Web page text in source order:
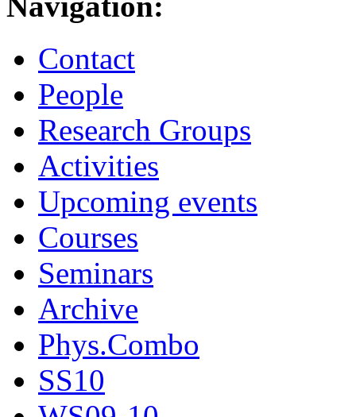
Contact
People
Research Groups
Activities
Upcoming events
Courses
Seminars
Archive
Phys.Combo
SS10